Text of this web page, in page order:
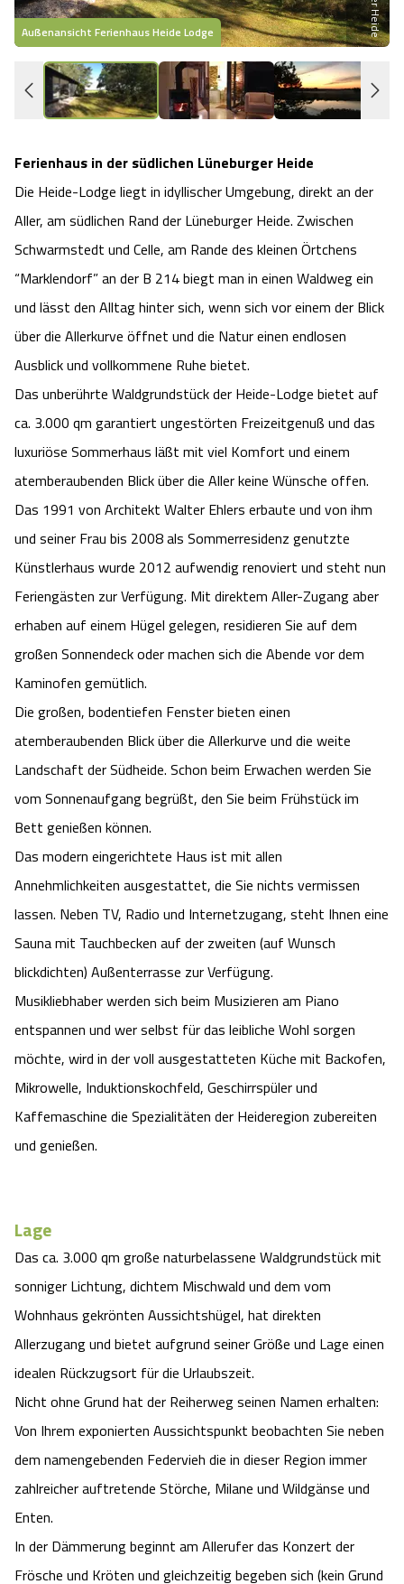
Heideflächen
Freizeitparks
Vital Urlaub
Städte
Hotels
Ferienwohnungen
Ferienhäuser
Pensionen
Camping
Urlaub auf dem Bauernhof
Last Minute
Anreise
Videos
Kontakt
Naturpark Südheide
Naturerlebnis im Frühling
Naturerlebnis im Sommer
Naturerlebnis im Herbst
Naturerlebnis im Winter
Ausflugsziele
Fahrrad Urlaub
Reiten
Kutschen
Regionale Küche
HeideSpezialitäten
Naturhotels
Urlaub mit Hund
Urlaub auf dem Bauernhof
Landschaftsführungen
Veranstaltungen
Quad Bahn Bispingen
Kletterparks
Designer Outlet Soltau
Abenteuerlabyrinth
Heide Himmel Baumwipfelpfad
Adventure Schnucken Golf
Serengeti Park
Wildpark Lüneburger Heide
Wildpark Schwarze Berge
Otter Zentrum
Wildpark Müden
Snow World Bispingen
Ralf Schumacher Kart & Bowl
Das verrückte Haus
Abenteuerland Trampolin-Park
Adventure District Bispingen
Unterkünfte
Ausflugsziele
Thermen
Vegan, Fasten & Co.
Gesund & Fit
Wellness-Kurzurlaub
Wellness-Unterkünfte
Hotels mit Schwimmbad
THERMEplus® Unterkünfte
Veranstaltungen
Die Hansestadt Lüneburg
Sehenswürdigkeiten Lüneburg
Kulinarisches Lüneburg
Unterkünfte Lüneburg
Veranstaltungen & Führungen Lüneburg
Die Residenzstadt Celle
Sehenswürdigkeiten Celle
Kulinarisches Celle
Unterkünfte Celle
Veranstaltungen & Führungen Celle
Hoher Kontrast Modus:
Schriftgröße: A A A
Außenansicht Ferienhaus Heide Lodge
Ferienhaus in der südlichen Lüneburger Heide
Die Heide-Lodge liegt in idyllischer Umgebung, direkt an der
Aller, am südlichen Rand der Lüneburger Heide. Zwischen
Schwarmstedt und Celle, am Rande des kleinen Örtchens
“Marklendorf” an der B 214 biegt man in einen Waldweg ein
und lässt den Alltag hinter sich, wenn sich vor einem der Blick
über die Allerkurve öffnet und die Natur einen endlosen
Ausblick und vollkommene Ruhe bietet.
Das unberührte Waldgrundstück der Heide-Lodge bietet auf
ca. 3.000 qm garantiert ungestörten Freizeitgenuß und das
luxuriöse Sommerhaus läßt mit viel Komfort und einem
atemberaubenden Blick über die Aller keine Wünsche offen.
Das 1991 von Architekt Walter Ehlers erbaute und von ihm
und seiner Frau bis 2008 als Sommerresidenz genutzte
Künstlerhaus wurde 2012 aufwendig renoviert und steht nun
Feriengästen zur Verfügung. Mit direktem Aller-Zugang aber
erhaben auf einem Hügel gelegen, residieren Sie auf dem
großen Sonnendeck oder machen sich die Abende vor dem
Kaminofen gemütlich.
Die großen, bodentiefen Fenster bieten einen
atemberaubenden Blick über die Allerkurve und die weite
Landschaft der Südheide. Schon beim Erwachen werden Sie
vom Sonnenaufgang begrüßt, den Sie beim Frühstück im
Bett genießen können.
Das modern eingerichtete Haus ist mit allen
Annehmlichkeiten ausgestattet, die Sie nichts vermissen
lassen. Neben TV, Radio und Internetzugang, steht Ihnen eine
Sauna mit Tauchbecken auf der zweiten (auf Wunsch
blickdichten) Außenterrasse zur Verfügung.
Musikliebhaber werden sich beim Musizieren am Piano
entspannen und wer selbst für das leibliche Wohl sorgen
möchte, wird in der voll ausgestatteten Küche mit Backofen,
Mikrowelle, Induktionskochfeld, Geschirrspüler und
Kaffemaschine die Spezialitäten der Heideregion zubereiten
und genießen.
Lage
Das ca. 3.000 qm große naturbelassene Waldgrundstück mit
sonniger Lichtung, dichtem Mischwald und dem vom
Wohnhaus gekrönten Aussichtshügel, hat direkten
Allerzugang und bietet aufgrund seiner Größe und Lage einen
idealen Rückzugsort für die Urlaubszeit.
Nicht ohne Grund hat der Reiherweg seinen Namen erhalten:
Von Ihrem exponierten Aussichtspunkt beobachten Sie neben
dem namengebenden Federvieh die in dieser Region immer
zahlreicher auftretende Störche, Milane und Wildgänse und
Enten.
In der Dämmerung beginnt am Allerufer das Konzert der
Frösche und Kröten und gleichzeitig begeben sich (kein Grund